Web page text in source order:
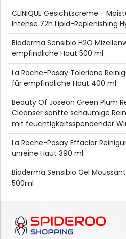
CLINIQUE Gesichtscreme -
Intense 72h Lipid-Replenishing
Bioderma Sensibio H2O
empfindliche Haut 500 ml
La Roche-Posay Toleriane
für empfindliche Haut 400 ml
Beauty Of Joseon Green Plum
Cleanser sanfte schaumige
mit feuchtigkeitsspendender
La Roche-Posay Effaclar
unreine Haut 390 ml
Bioderma Sensibio Gel
500ml